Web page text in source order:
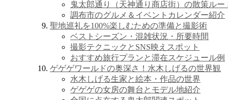
鬼太郎通り（天神通り商店街）の散策ルー
調布市のグルメ＆イベントカレンダー紹介
聖地巡礼を100%楽しむための準備と撮影術
ベストシーズン・混雑状況・所要時間
撮影テクニックとSNS映えスポット
おすすめ旅行プランと滞在スケジュール例
ゲゲゲワールドの奥深さ！水木しげるの世界観
水木しげる生家と絵本・作品の世界
ゲゲゲの女房の舞台とモデル地紹介